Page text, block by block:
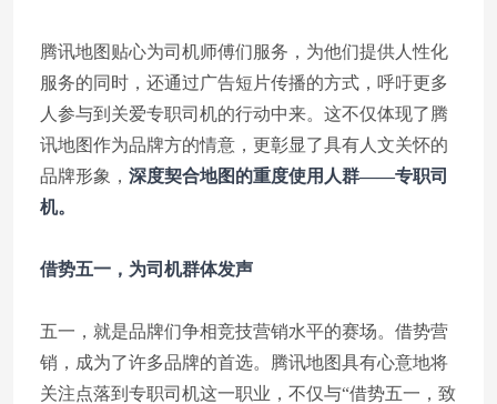
腾讯地图贴心为司机师傅们服务，为他们提供人性化
服务的同时，还通过广告短片传播的方式，呼吁更多
人参与到关爱专职司机的行动中来。这不仅体现了腾
讯地图作为品牌方的情意，更彰显了具有人文关怀的
品牌形象， 深度契合地图的重度使用人群——专职司
机。
借势五一，为司机群体发声
五一，就是品牌们争相竞技营销水平的赛场。借势营
销，成为了许多品牌的首选。腾讯地图具有心意地将
关注点落到专职司机这一职业，不仅与“借势五一，致